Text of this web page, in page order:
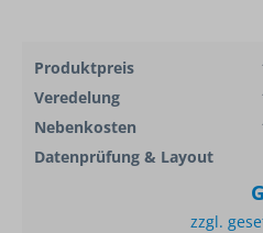
Produktpreis
Veredelung
Nebenkosten
Datenprüfung & Layout
zzgl.